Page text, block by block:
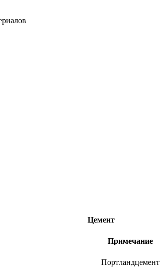
Цемент
Примечание
Портландцемент